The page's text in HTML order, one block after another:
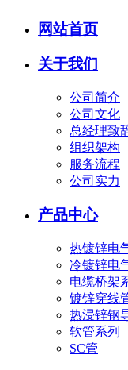
网站首页
关于我们
公司简介
公司文化
总经理致
组织架构
服务流程
公司实力
产品中心
热镀锌电
冷镀锌电
电缆桥架
镀锌穿线
热浸锌钢
软管系列
SC管